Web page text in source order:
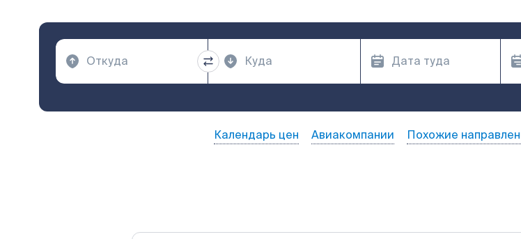
Календарь цен Авиакомпании Похожие